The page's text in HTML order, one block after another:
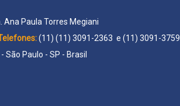
Ana Paula Torres Megiani
(11) (11) 3091-2363 e (11) 3091-3759
Paulo - SP - Brasil